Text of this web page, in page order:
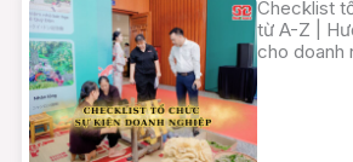
Checklist
từ A-Z |
cho doanh